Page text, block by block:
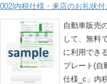
002|内税仕様・来店のお礼状付
自動車販売
して、無料
に利用でき
プレート(自
仕様_c」内